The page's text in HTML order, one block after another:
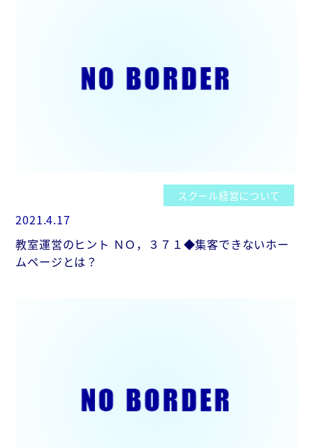
スクール経営について
2021.4.17
教室運営のヒント ＮＯ，３７１◆集客できないホー
ムページとは？